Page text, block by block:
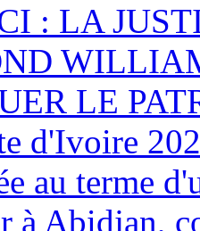
: LA
LE
d'Ivoire
au terme
à Abidjan,